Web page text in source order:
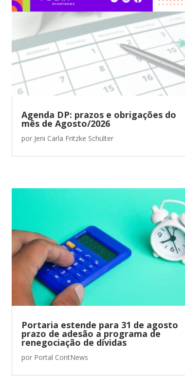
Agenda DP: prazos e obrigações do
mês de Agosto/2026
por Jeni Carla Fritzke Schülter
Portaria estende para 31 de agosto
prazo de adesão a programa de
renegociação de dívidas
por Portal ContNews